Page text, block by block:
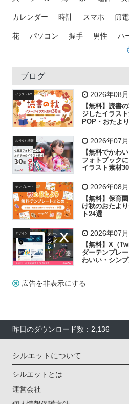
カレンダー 時計 スマホ 節電
花 パソコン 握手 男性 ハ
トラッ
吹き出し
飛行機 グラフ ビル 魚 家
歩く 工場 会社 太陽 キラ
子供 作業員 葉 相談 ピク
ブログ
イラストAC 2026年08
【無料】読書
ジしたイラスト
POP・おたよ
お役立ち情報 2026年07
【無料でかわ
フォトブック
イラスト素材
テンプレート 2026年08
【無料】保育
け秋のおたよ
ト24選
デザイン 2026年07
【無料】X（
ダーテンプレ
わいい・シン
広告を非表示にする
昨日のダウンロード数：2,136
シルエットについて
シルエットとは
運営会社